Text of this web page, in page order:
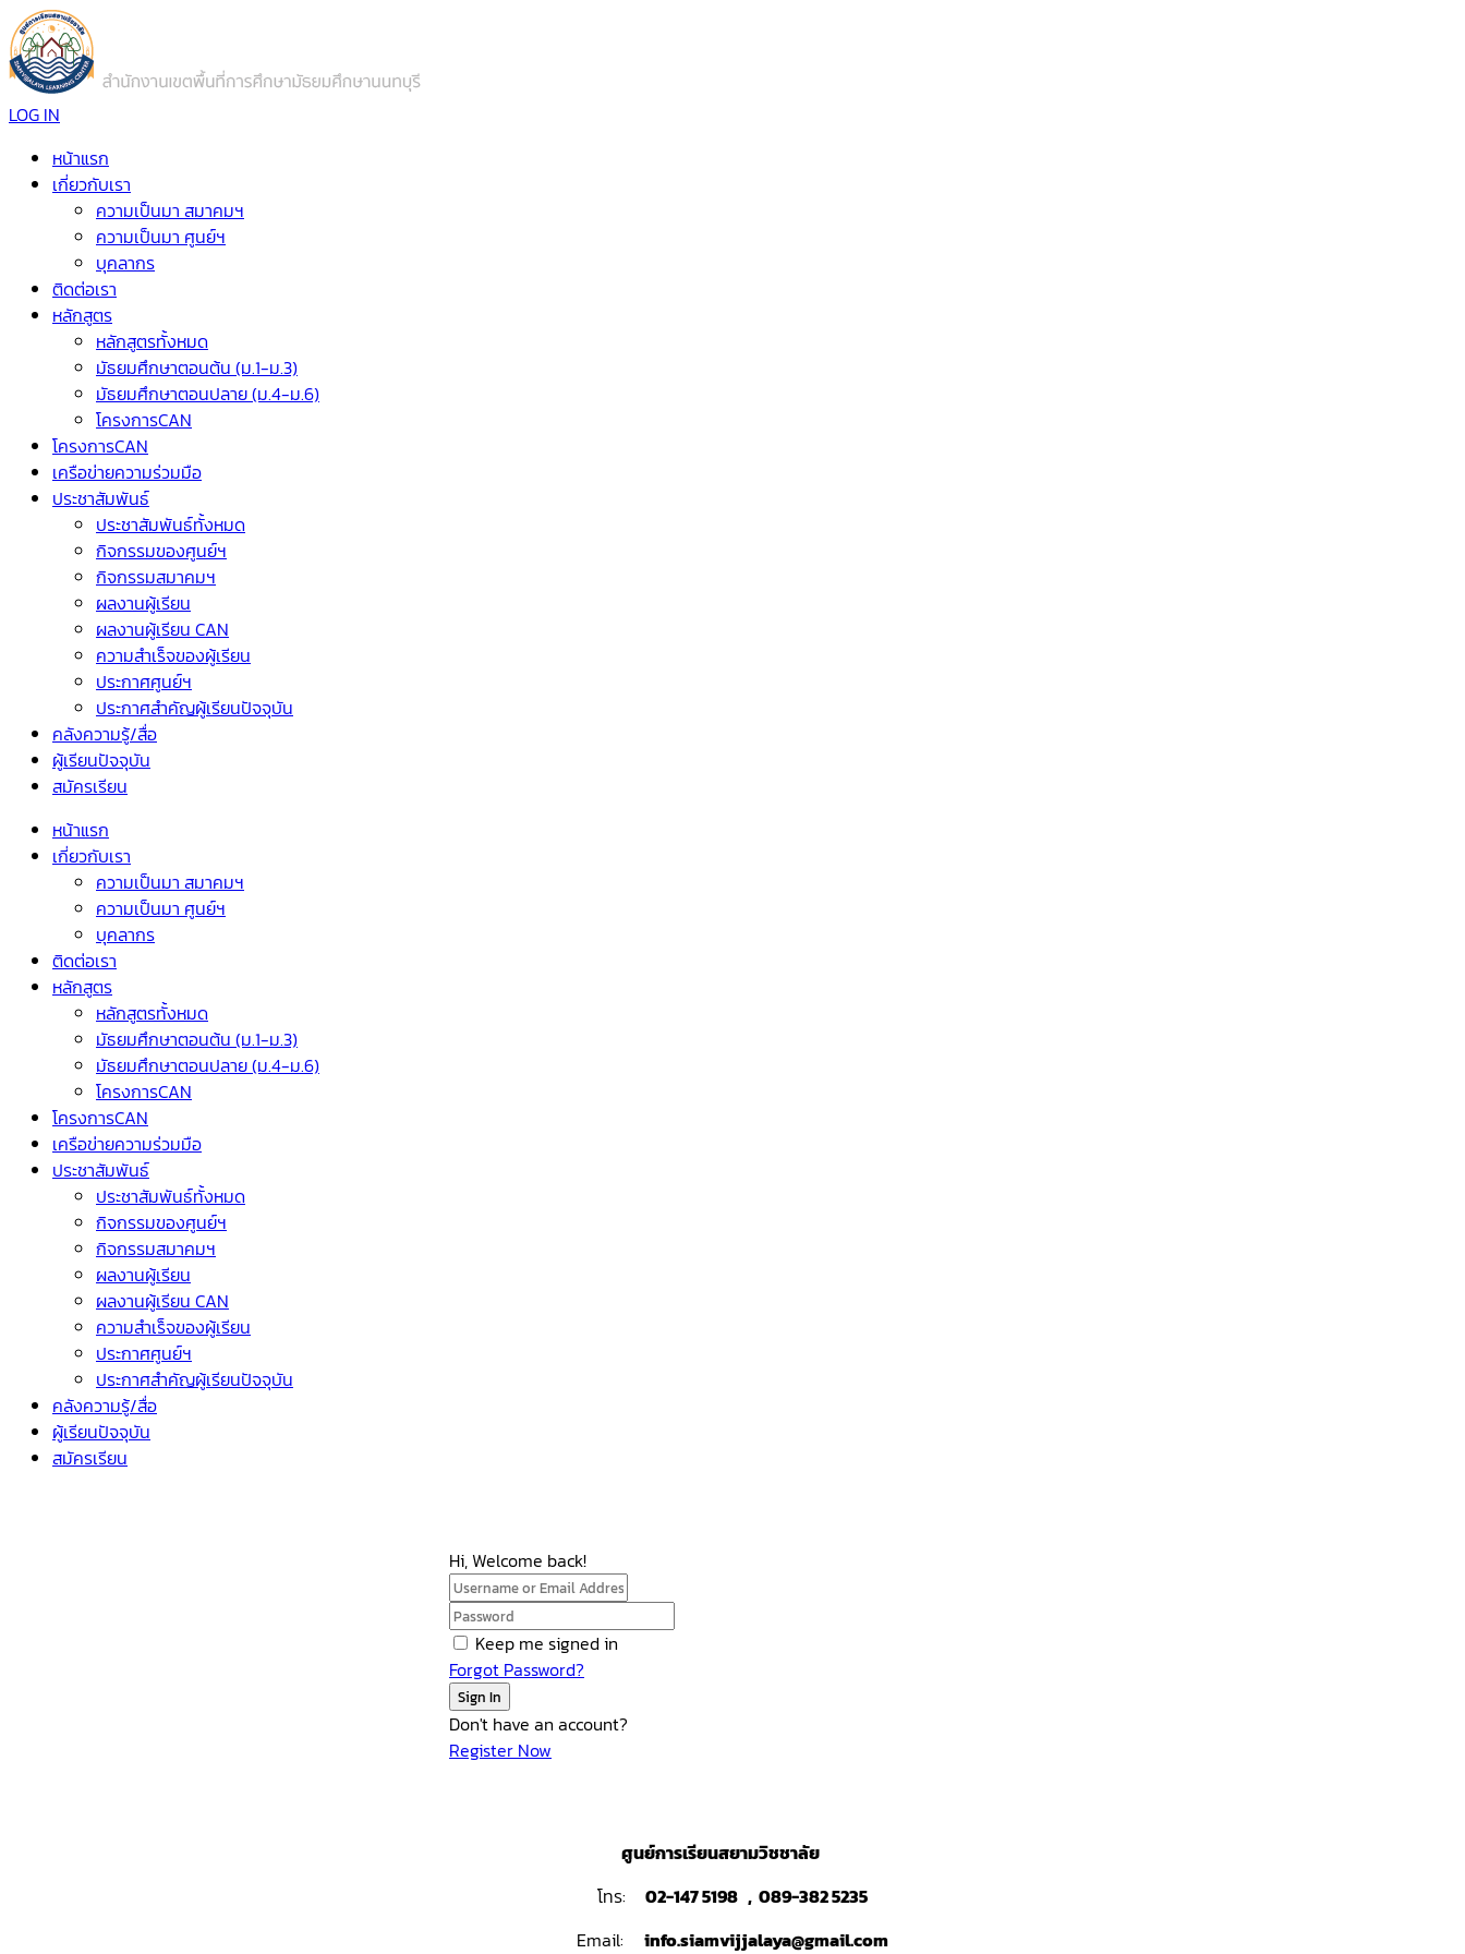
LOG IN
หน้าแรก
เกี่ยวกับเรา
ความเป็นมา สมาคมฯ
ความเป็นมา ศูนย์ฯ
บุคลากร
ติดต่อเรา
หลักสูตร
หลักสูตรทั้งหมด
มัธยมศึกษาตอนต้น (ม.1-ม.3)
มัธยมศึกษาตอนปลาย (ม.4-ม.6)
โครงการCAN
โครงการCAN
เครือข่ายความร่วมมือ
ประชาสัมพันธ์
ประชาสัมพันธ์ทั้งหมด
กิจกรรมของศูนย์ฯ
กิจกรรมสมาคมฯ
ผลงานผู้เรียน
ผลงานผู้เรียน CAN
ความสำเร็จของผู้เรียน
ประกาศศูนย์ฯ
ประกาศสำคัญผู้เรียนปัจจุบัน
คลังความรู้/สื่อ
ผู้เรียนปัจจุบัน
สมัครเรียน
หน้าแรก
เกี่ยวกับเรา
ความเป็นมา สมาคมฯ
ความเป็นมา ศูนย์ฯ
บุคลากร
ติดต่อเรา
หลักสูตร
หลักสูตรทั้งหมด
มัธยมศึกษาตอนต้น (ม.1-ม.3)
มัธยมศึกษาตอนปลาย (ม.4-ม.6)
โครงการCAN
โครงการCAN
เครือข่ายความร่วมมือ
ประชาสัมพันธ์
ประชาสัมพันธ์ทั้งหมด
กิจกรรมของศูนย์ฯ
กิจกรรมสมาคมฯ
ผลงานผู้เรียน
ผลงานผู้เรียน CAN
ความสำเร็จของผู้เรียน
ประกาศศูนย์ฯ
ประกาศสำคัญผู้เรียนปัจจุบัน
คลังความรู้/สื่อ
ผู้เรียนปัจจุบัน
สมัครเรียน
Hi, Welcome back!
Keep me signed in
Forgot Password?
Sign In
Don't have an account?
Register Now
ศูนย์การเรียนสยามวิชชาลัย
โทร:
02-147 5198 , 089-382 5235
Email:
info.siamvijjalaya@gmail.com